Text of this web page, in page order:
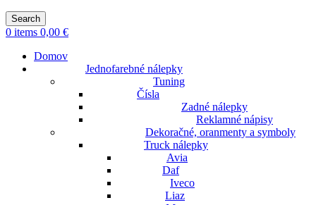
Search
0 items 0,00 €
Domov
Jednofarebné nálepky
Tuning
Čísla
Zadné nálepky
Reklamné nápisy
Dekoračné, oranmenty a symboly
Truck nálepky
Avia
Daf
Iveco
Liaz